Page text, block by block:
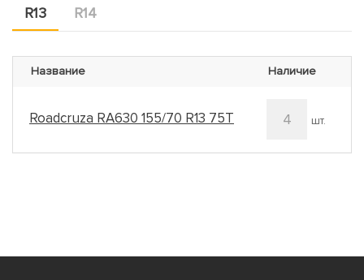
R13 R14
Название Наличие
Roadcruza RA630 155/70 R13 75T 4 шт.